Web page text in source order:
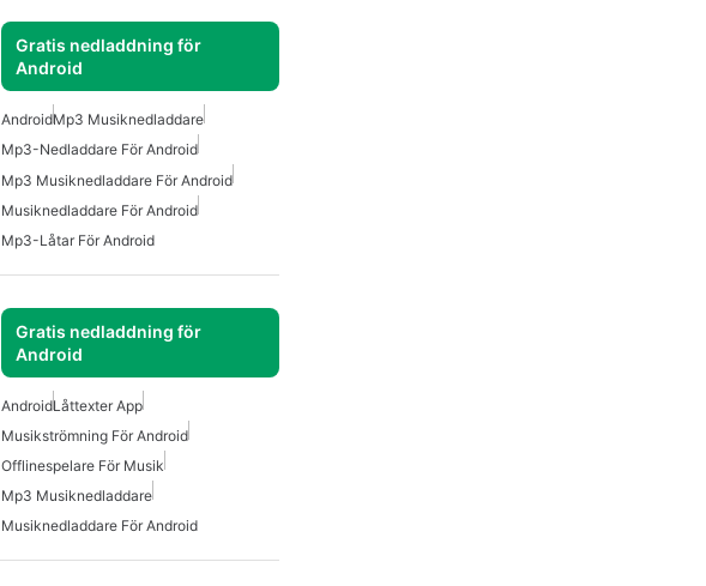
Gratis nedladdning för
Android
AndroidMp3 Musiknedladdare
Mp3-Nedladdare För Android
Mp3 Musiknedladdare För Android
Musiknedladdare För Android
Mp3-Låtar För Android
Gratis nedladdning för
Android
AndroidLåttexter App
Musikströmning För Android
Offlinespelare För Musik
Mp3 Musiknedladdare
Musiknedladdare För Android